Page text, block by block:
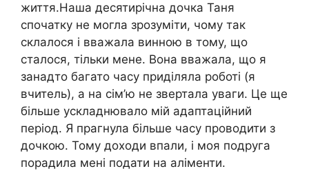
життя.Наша десятирічна дочка Таня
спочатку не могла зрозуміти, чому так
склалося і вважала винною в тому, що
сталося, тільки мене. Вона вважала, що я
занадто багато часу приділяла роботі (я
вчитель), а на сім’ю не звертала уваги. Це ще
більше ускладнювало мій адаптаційний
період. Я прагнула більше часу проводити з
дочкою. Тому доходи впали, і моя подруга
порадила мені подати на аліменти.